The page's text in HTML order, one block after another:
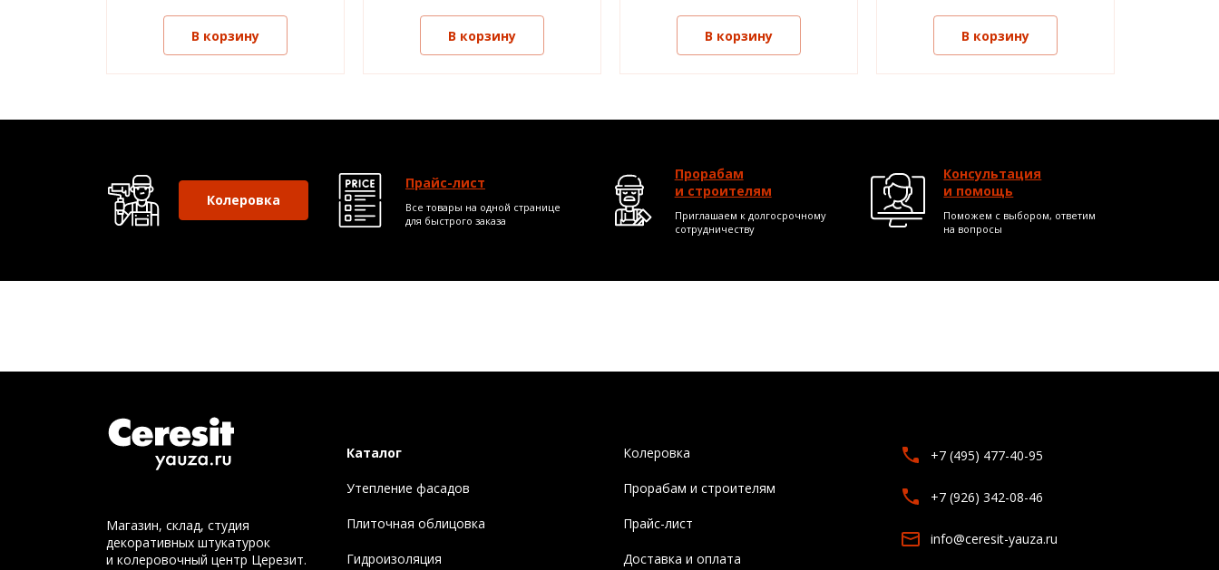
В корзину В корзину В корзину В корзину
Колеровка
Прайс-лист
Все товары на одной странице
для быстрого заказа
Прорабам
и строителям
Приглашаем к долгосрочному
сотрудничеству
Консультация
и помощь
Поможем с выбором, ответим
на вопросы
Магазин, склад, студия
декоративных штукатурок
и колеровочный центр Церезит.
Каталог
Утепление фасадов
Плиточная облицовка
Гидроизоляция
Колеровка
Прорабам и строителям
Прайс-лист
Доставка и оплата
+7 (495) 477-40-95
+7 (926) 342-08-46
info@ceresit-yauza.ru